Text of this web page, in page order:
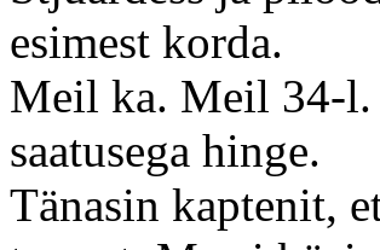
esimest korda.
Meil ka. Meil 34-l.
saatusega hinge.
Tänasin kaptenit,